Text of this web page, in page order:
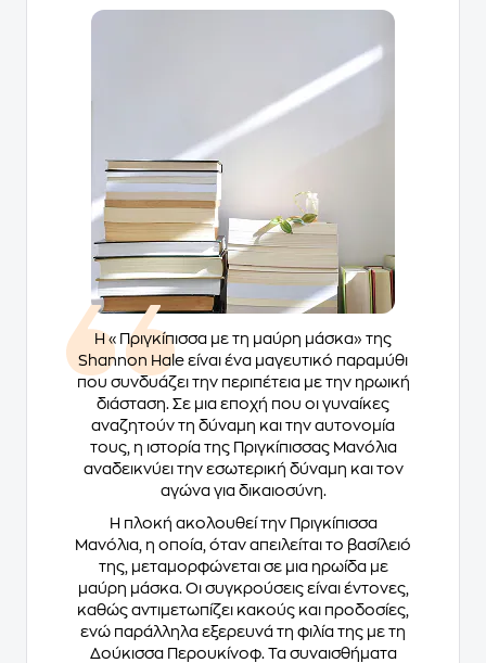
Η «Πριγκίπισσα με τη μαύρη μάσκα» της
Shannon Hale είναι ένα μαγευτικό παραμύθι
που συνδυάζει την περιπέτεια με την ηρωική
διάσταση. Σε μια εποχή που οι γυναίκες
αναζητούν τη δύναμη και την αυτονομία
τους, η ιστορία της Πριγκίπισσας Μανόλια
αναδεικνύει την εσωτερική δύναμη και τον
αγώνα για δικαιοσύνη.
Η πλοκή ακολουθεί την Πριγκίπισσα
Μανόλια, η οποία, όταν απειλείται το βασίλειό
της, μεταμορφώνεται σε μια ηρωίδα με
μαύρη μάσκα. Οι συγκρούσεις είναι έντονες,
καθώς αντιμετωπίζει κακούς και προδοσίες,
ενώ παράλληλα εξερευνά τη φιλία της με τη
Δούκισσα Περουκίνοφ. Τα συναισθήματα